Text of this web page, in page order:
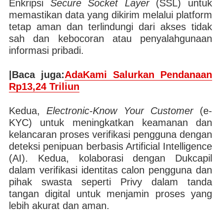
Enkripsi Secure Socket Layer(SSL) untuk
memastikan data yang dikirim melalui platform
tetap aman dan terlindungi dari akses tidak
sah dan kebocoran atau penyalahgunaan
informasi pribadi.
|Baca juga:AdaKami Salurkan Pendanaan
Rp13,24 Triliun
Kedua, Electronic-Know Your Customer(e-
KYC) untuk meningkatkan keamanan dan
kelancaran proses verifikasi pengguna dengan
deteksi penipuan berbasis Artificial Intelligence
(AI). Kedua, kolaborasi dengan Dukcapil
dalam verifikasi identitas calon pengguna dan
pihak swasta seperti Privy dalam tanda
tangan digital untuk menjamin proses yang
lebih akurat dan aman.